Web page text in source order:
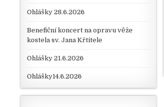
Ohlášky 28.6.2026
Benefiční koncert na opravu věže
kostela sv. Jana Křtitele
Ohlášky 21.6.2026
Ohlášky14.6.2026